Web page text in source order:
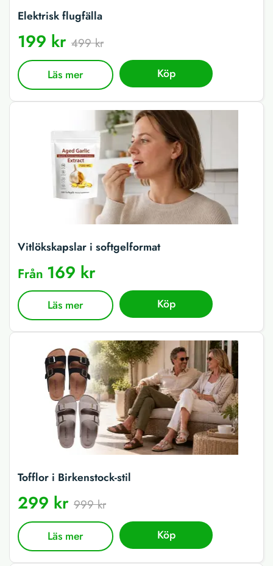
Elektrisk flugfälla
199 kr 499 kr
Läs mer Köp
Vitlökskapslar i softgelformat
Från 169 kr
Läs mer Köp
Tofflor i Birkenstock-stil
299 kr 999 kr
Läs mer Köp